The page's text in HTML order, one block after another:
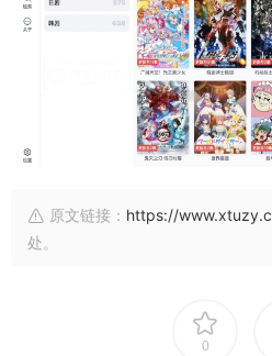
原文链接： https://
处。
0